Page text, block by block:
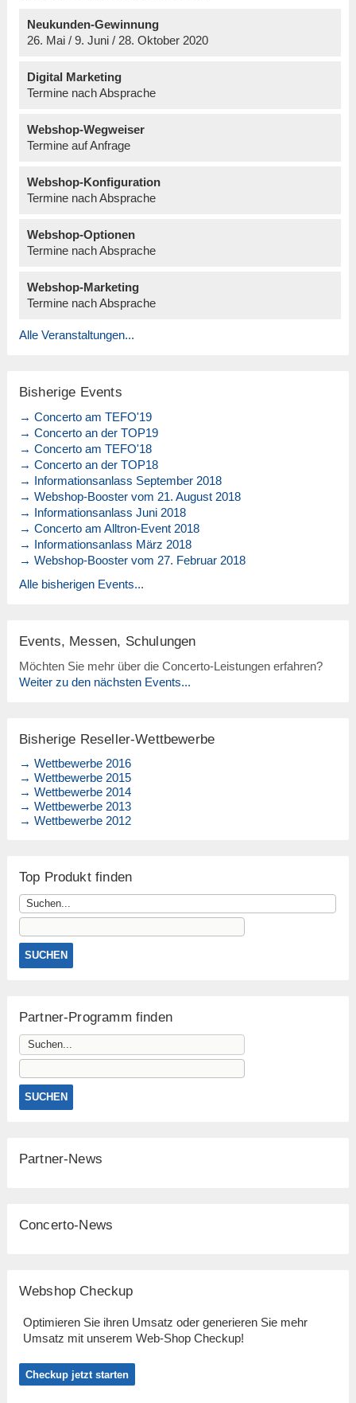
Neukunden-Gewinnung
26. Mai / 9. Juni / 28. Oktober 2020
Digital Marketing
Termine nach Absprache
Webshop-Wegweiser
Termine auf Anfrage
Webshop-Konfiguration
Termine nach Absprache
Webshop-Optionen
Termine nach Absprache
Webshop-Marketing
Termine nach Absprache
Alle Veranstaltungen...
Bisherige Events
→ Concerto am TEFO'19
→ Concerto an der TOP19
→ Concerto am TEFO'18
→ Concerto an der TOP18
→ Informationsanlass September 2018
→ Webshop-Booster vom 21. August 2018
→ Informationsanlass Juni 2018
→ Concerto am Alltron-Event 2018
→ Informationsanlass März 2018
→ Webshop-Booster vom 27. Februar 2018
Alle bisherigen Events...
Events, Messen, Schulungen
Möchten Sie mehr über die Concerto-Leistungen erfahren?
Weiter zu den nächsten Events...
Bisherige Reseller-Wettbewerbe
→ Wettbewerbe 2016
→ Wettbewerbe 2015
→ Wettbewerbe 2014
→ Wettbewerbe 2013
→ Wettbewerbe 2012
Top Produkt finden
Partner-Programm finden
Partner-News
Concerto-News
Webshop Checkup
Optimieren Sie ihren Umsatz oder generieren Sie mehr
Umsatz mit unserem Web-Shop Checkup!
Checkup jetzt starten